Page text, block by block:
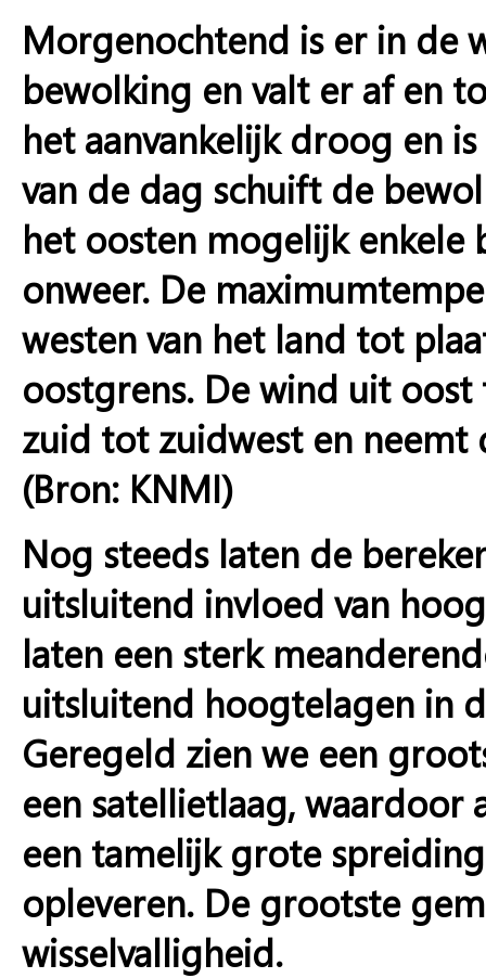
Morgenochtend is er in de
bewolking en valt er af en
het aanvankelijk droog en
van de dag schuift de
het oosten mogelijk enkele
onweer. De
westen van het land tot
oostgrens. De wind uit
zuid tot zuidwest en
(Bron: KNMI)
Nog steeds laten de
uitsluitend invloed van
laten een sterk
uitsluitend hoogtelagen in
Geregeld zien we een
een satellietlaag, waardoor
een tamelijk grote
opleveren. De grootste
wisselvalligheid.